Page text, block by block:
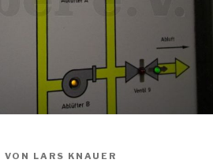
VON LARS KNAUER